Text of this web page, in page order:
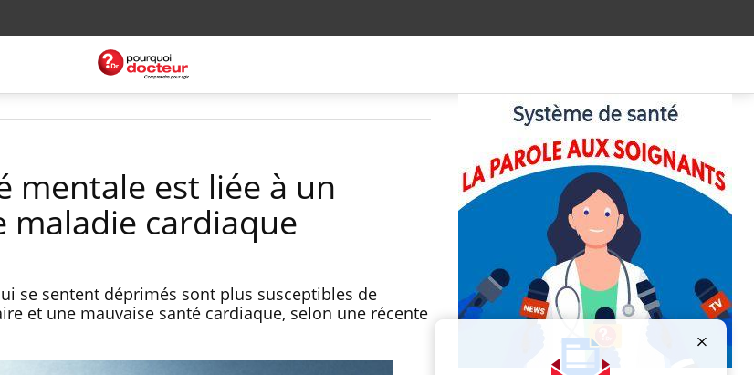
mentale est liée à un
maladie cardiaque
se sentent déprimés sont plus susceptibles de
et une mauvaise santé cardiaque, selon une récente